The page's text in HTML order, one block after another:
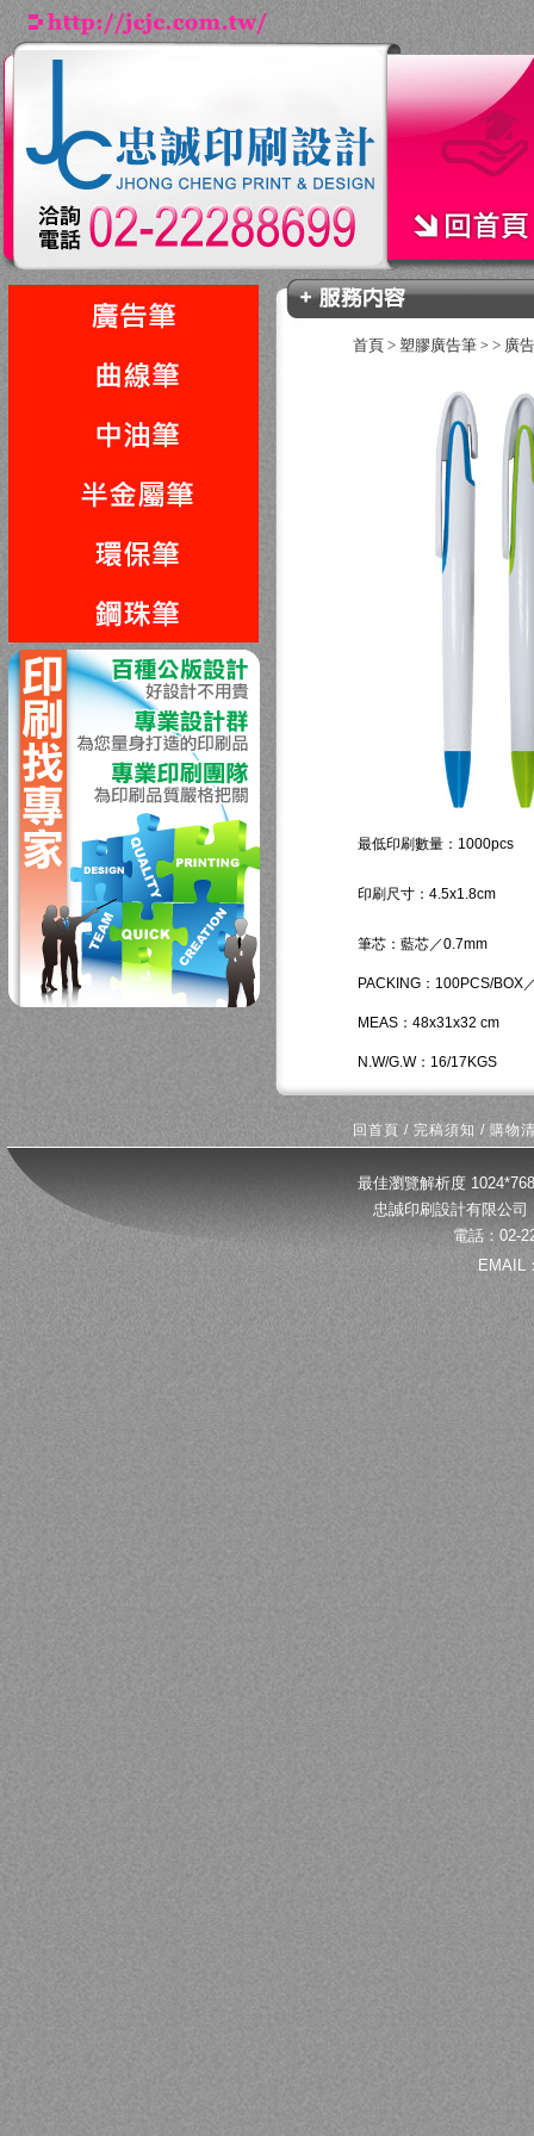
首頁 > 塑膠廣告筆 > > 廣
最低印刷數量：1000pcs
印刷尺寸：4.5x1.8cm
筆芯：藍芯／0.7mm
PACKING：100PCS/BOX
MEAS：48x31x32 cm
N.W/G.W：16/17KGS
回首頁 /完稿須知 /購物
最佳瀏覽解析度
忠誠印刷設計有限公
電話：02-
EMAIL